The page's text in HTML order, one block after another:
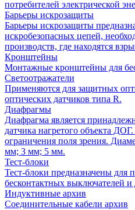
потребителей электрической
Барьеры искрозащиты
Барьеры искрозащиты
искробезопасных цепей,
производств, где находятся
Кронштейны
Монтажные кронштейны для
Светоотражатели
Применяются для защитных
оптических датчиков типа R.
Диафрагмы
Диафрагма является
датчика нагретого объекта
ограничения поля зрения.
мм; 3 мм; 5 мм.
Тест-блоки
Тест-блоки предназначены для
бесконтактных выключателей и
Индуктивные архив
Соединительные кабели архив